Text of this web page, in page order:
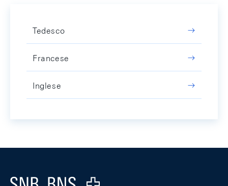
Tedesco
Francese
Inglese
Logo